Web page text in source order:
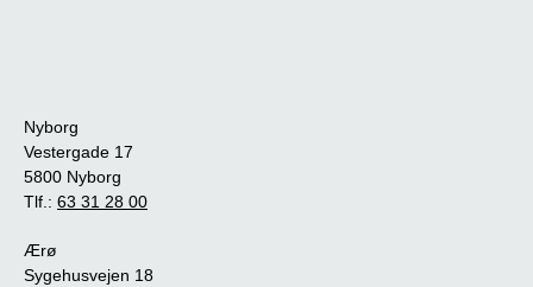
Nyborg
Vestergade 17
5800 Nyborg
Tlf.: 63 31 28 00
Ærø
Sygehusvejen 18